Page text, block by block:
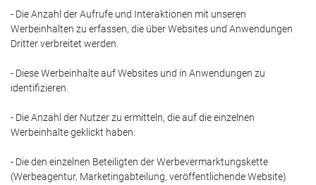
- Die Anzahl der Aufrufe und Interaktionen mit unseren
Werbeinhalten zu erfassen, die über Websites und Anwendungen
Dritter verbreitet werden.
- Diese Werbeinhalte auf Websites und in Anwendungen zu
identifizieren.
- Die Anzahl der Nutzer zu ermitteln, die auf die einzelnen
Werbeinhalte geklickt haben.
- Die den einzelnen Beteiligten der Werbevermarktungskette
(Werbeagentur, Marketingabteilung, veröffentlichende Website)